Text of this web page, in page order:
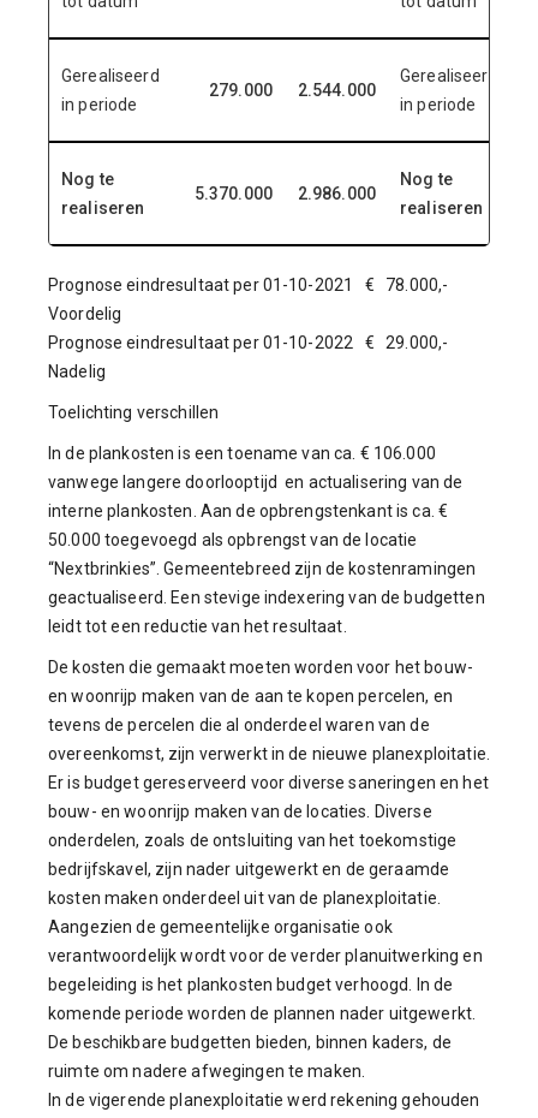
Gerealiseerd
in periode
279.000 2.544.000
Gerealiseerd
in periode
Nog te
realiseren
5.370.000 2.986.000
Nog te
realiseren
Prognose eindresultaat per 01-10-2021 € 78.000,-
Voordelig
Prognose eindresultaat per 01-10-2022 € 29.000,-
Nadelig
Toelichting verschillen
In de plankosten is een toename van ca. € 106.000
vanwege langere doorlooptijd en actualisering van de
interne plankosten. Aan de opbrengstenkant is ca. €
50.000 toegevoegd als opbrengst van de locatie
“Nextbrinkies”. Gemeentebreed zijn de kostenramingen
geactualiseerd. Een stevige indexering van de budgetten
leidt tot een reductie van het resultaat.
De kosten die gemaakt moeten worden voor het bouw-
en woonrijp maken van de aan te kopen percelen, en
tevens de percelen die al onderdeel waren van de
overeenkomst, zijn verwerkt in de nieuwe planexploitatie.
Er is budget gereserveerd voor diverse saneringen en het
bouw- en woonrijp maken van de locaties. Diverse
onderdelen, zoals de ontsluiting van het toekomstige
bedrijfskavel, zijn nader uitgewerkt en de geraamde
kosten maken onderdeel uit van de planexploitatie.
Aangezien de gemeentelijke organisatie ook
verantwoordelijk wordt voor de verder planuitwerking en
begeleiding is het plankosten budget verhoogd. In de
komende periode worden de plannen nader uitgewerkt.
De beschikbare budgetten bieden, binnen kaders, de
ruimte om nadere afwegingen te maken.
In de vigerende planexploitatie werd rekening gehouden